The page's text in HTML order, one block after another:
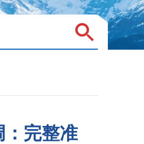
：完整准